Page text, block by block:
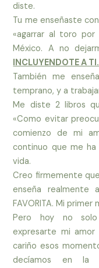
diste.
Tu me enseñaste
«agarrar al toro por
México. A no
INCLUYENDOTE A TI.
También me
temprano, y a
Me diste 2 libros
«Como evitar
comienzo de mi
continuo que me
vida.
Creo firmemente
enseña realmente
FAVORITA. Mi primer
Pero hoy no solo
expresarte mi
cariño esos
decíamos en la